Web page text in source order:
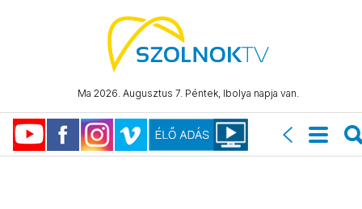
Ma 2026. Augusztus 7. Péntek, Ibolya napja van.
"2024-04-06 23:59:59" )